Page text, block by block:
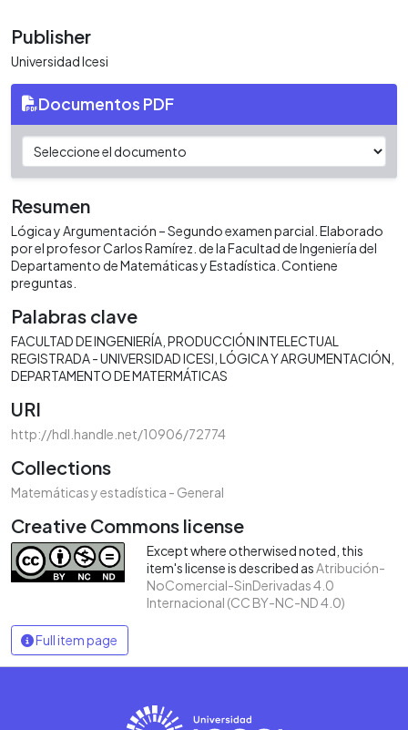
Publisher
Universidad Icesi
Documentos PDF
Resumen
Lógica y Argumentación – Segundo examen parcial. Elaborado
por el profesor Carlos Ramírez. de la Facultad de Ingeniería del
Departamento de Matemáticas y Estadística. Contiene
preguntas.
Palabras clave
FACULTAD DE INGENIERÍA PRODUCCIÓN INTELECTUAL
REGISTRADA - UNIVERSIDAD ICESI LÓGICA Y ARGUMENTACIÓN
DEPARTAMENTO DE MATERMÁTICAS
URI
http://hdl.handle.net/10906/72774
Collections
Matemáticas y estadística - General
Creative Commons license
Except where otherwised noted, this
item's license is described asAtribución-
NoComercial-SinDerivadas 4.0
Internacional (CC BY-NC-ND 4.0)
Full item page